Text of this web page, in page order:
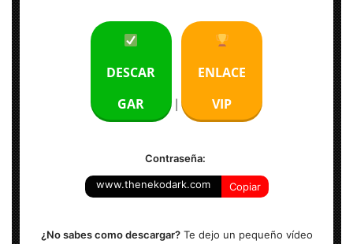
DESCAR
GAR
ENLACE
VIP
Contraseña:
www.thenekodark.com Copiar
¿No sabes como descargar?Te dejo un pequeño vídeo